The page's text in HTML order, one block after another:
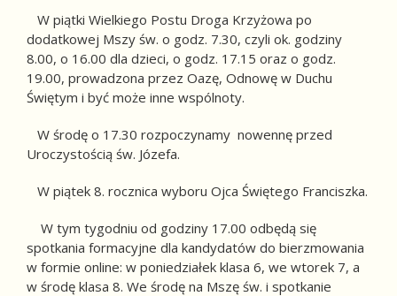
W piątki Wielkiego Postu Droga Krzyżowa po
dodatkowej Mszy św. o godz. 7.30, czyli ok. godziny
8.00, o 16.00 dla dzieci, o godz. 17.15 oraz o godz.
19.00, prowadzona przez Oazę, Odnowę w Duchu
Świętym i być może inne wspólnoty.
W środę o 17.30 rozpoczynamy nowennę przed
Uroczystością św. Józefa.
W piątek 8. rocznica wyboru Ojca Świętego Franciszka.
W tym tygodniu od godziny 17.00 odbędą się
spotkania formacyjne dla kandydatów do bierzmowania
w formie online: w poniedziałek klasa 6, we wtorek 7, a
w środę klasa 8. We środę na Mszę św. i spotkanie